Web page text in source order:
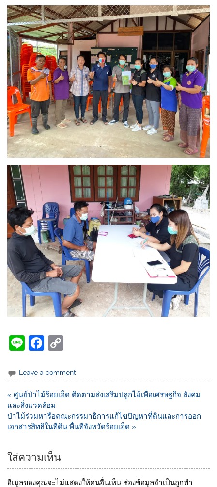
Li
e
F
c
e
b
o
k
p
y
n
Leave a comment
« ศูนย์ป่าไม้ร้อยเอ็ด ติดตามส่งเสริมปลูกไม้เพื่อเศรษฐกิจ สังคม
และสิ่งแวดล้อม
ป่าไม้ร่วมหารือคณะกรรมาธิการแก้ไขปัญหาที่ดินและการออก
เอกสารสิทธิในที่ดิน พื้นที่จังหวัดร้อยเอ็ด »
ใส่ความเห็น
อีเมลของคุณจะไม่แสดงให้คนอื่นเห็น ช่องข้อมูลจำเป็นถูกทำ